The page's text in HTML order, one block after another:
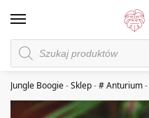
Jungle Boogie-Sklep-# Anturium-